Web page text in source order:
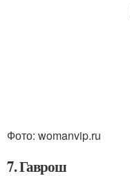
Фото: womanvip.ru
7. Гаврош